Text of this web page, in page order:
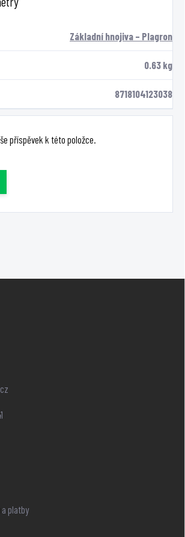
Základní hnojiva – Plagron
0.63 kg
8718104123038
příspěvek k této položce.
platby